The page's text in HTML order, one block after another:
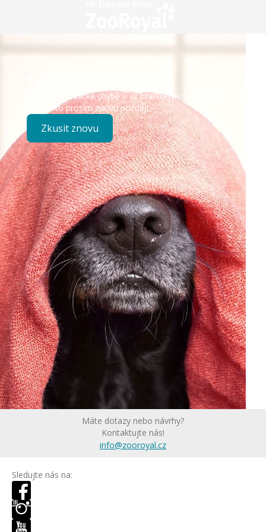
Došlo k technické chybě – již pracujeme na opravě.
Zkuste to prosím znovu později.
Zkusit znovu
Máte dotazy nebo návrhy?
Kontaktujte nás!
info@zooroyal.cz
Sledujte nás na: